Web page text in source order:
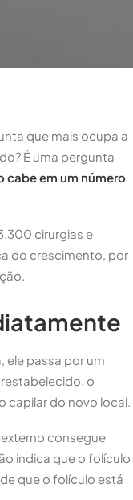
que mais ocupa a
É uma pergunta
cabe em um número
cirurgias e
do crescimento, por
ele passa por um
o
capilar do novo local.
consegue
indica que o folículo
de que o folículo está